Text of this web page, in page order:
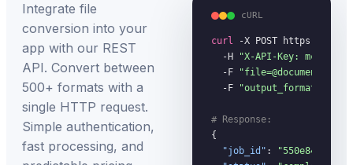
Integrate file
conversion into your
app with our REST
API. Convert between
500+ formats with a
single HTTP request.
Simple authentication,
fast processing, and
cURL
curl -X POST https://
  -H
"X-API-Key:
  -F
"file=@document.pdf"
  -F
"output_format=docx"
# Response:
{
"job_id" :
"550e8400-